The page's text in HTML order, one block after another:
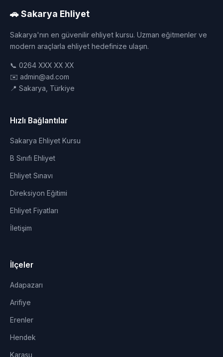
🚗 Sakarya Ehliyet
Sakarya'nın en güvenilir ehliyet kursu. Uzman eğitmenler ve
modern araçlarla ehliyet hedefinize ulaşın.
📞 0264 XXX XX XX
✉️ admin@ad.com
📍 Sakarya, Türkiye
Hızlı Bağlantılar
Sakarya Ehliyet Kursu
B Sınıfı Ehliyet
Ehliyet Sınavı
Direksiyon Eğitimi
Ehliyet Fiyatları
İletişim
İlçeler
Adapazarı
Arifiye
Erenler
Hendek
Karasu